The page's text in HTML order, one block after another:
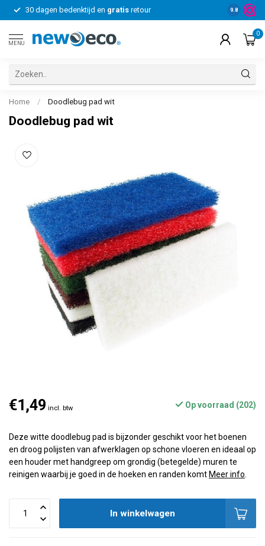
30 dagen bedenktijd en gratis retour Voor
9.8
MENU
0
Home / Doodlebug pad wit
Doodlebug pad wit
€1,49 incl. btw Op voorraad (202)
Deze witte doodlebug pad is bijzonder geschikt voor het boenen
en droog polijsten van afwerklagen op schone vloeren en ideaal op
een houder met handgreep om grondig (betegelde) muren te
reinigen waarbij je goed in de hoeken en randen komt Meer info
In winkelwagen